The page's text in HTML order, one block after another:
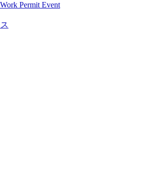
Permit Event